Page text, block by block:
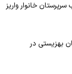
خانوار واریز
بهزیستی در